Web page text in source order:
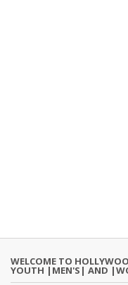
WELCOME TO
YOUTH |MEN'S| AND